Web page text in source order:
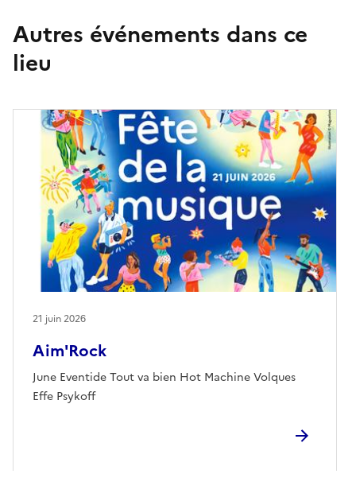
Autres événements dans ce
lieu
Aim'Rock
June Eventide Tout va bien Hot Machine Volques
Effe Psykoff
21 juin 2026